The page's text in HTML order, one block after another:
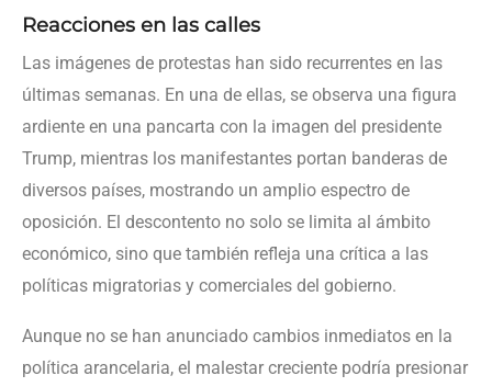
Reacciones en las calles
Las imágenes de protestas han sido recurrentes en las
últimas semanas. En una de ellas, se observa una figura
ardiente en una pancarta con la imagen del presidente
Trump, mientras los manifestantes portan banderas de
diversos países, mostrando un amplio espectro de
oposición. El descontento no solo se limita al ámbito
económico, sino que también refleja una crítica a las
políticas migratorias y comerciales del gobierno.
Aunque no se han anunciado cambios inmediatos en la
política arancelaria, el malestar creciente podría presionar